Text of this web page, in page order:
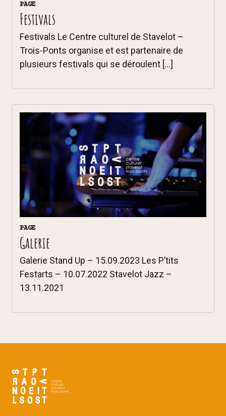
PAGE
Festivals
Festivals Le Centre culturel de Stavelot –
Trois-Ponts organise et est partenaire de
plusieurs festivals qui se déroulent […]
PAGE
Galerie
Galerie Stand Up – 15.09.2023 Les P’tits
Festarts – 10.07.2022 Stavelot Jazz –
13.11.2021